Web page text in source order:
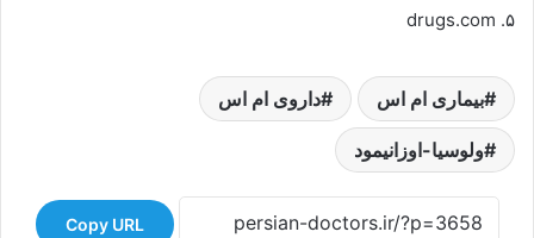
۵. drugs.com
بیماری ام اس داروی ام اس
ولوسیا-اوزانیمود
Copy URL